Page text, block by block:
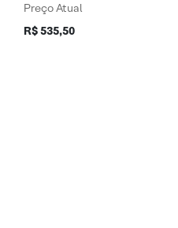
Preço Atual
R$ 535,50